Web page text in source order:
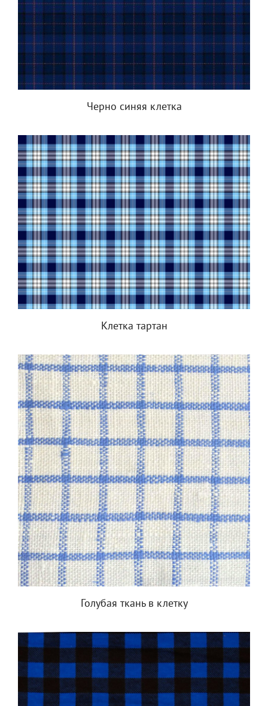
Черно синяя клетка
Клетка тартан
Голубая ткань в клетку